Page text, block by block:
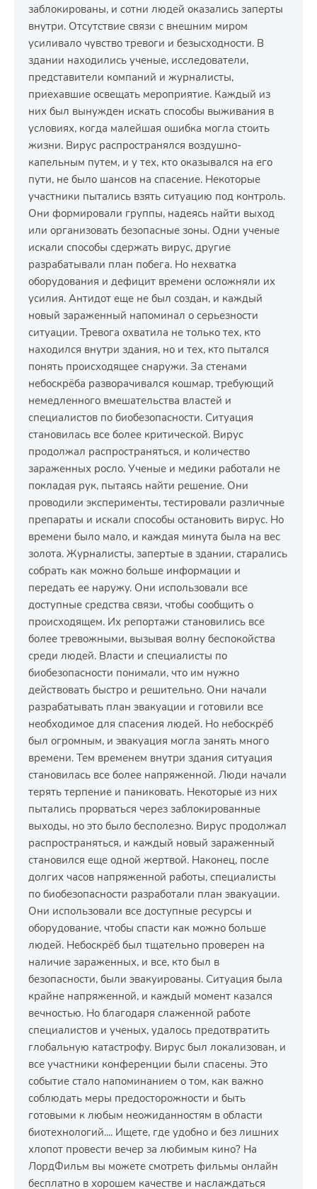
заблокированы, и сотни людей оказались заперты
внутри. Отсутствие связи с внешним миром
усиливало чувство тревоги и безысходности. В
здании находились ученые, исследователи,
представители компаний и журналисты,
приехавшие освещать мероприятие. Каждый из
них был вынужден искать способы выживания в
условиях, когда малейшая ошибка могла стоить
жизни. Вирус распространялся воздушно-
капельным путем, и у тех, кто оказывался на его
пути, не было шансов на спасение. Некоторые
участники пытались взять ситуацию под контроль.
Они формировали группы, надеясь найти выход
или организовать безопасные зоны. Одни ученые
искали способы сдержать вирус, другие
разрабатывали план побега. Но нехватка
оборудования и дефицит времени осложняли их
усилия. Антидот еще не был создан, и каждый
новый зараженный напоминал о серьезности
ситуации. Тревога охватила не только тех, кто
находился внутри здания, но и тех, кто пытался
понять происходящее снаружи. За стенами
небоскрёба разворачивался кошмар, требующий
немедленного вмешательства властей и
специалистов по биобезопасности. Ситуация
становилась все более критической. Вирус
продолжал распространяться, и количество
зараженных росло. Ученые и медики работали не
покладая рук, пытаясь найти решение. Они
проводили эксперименты, тестировали различные
препараты и искали способы остановить вирус. Но
времени было мало, и каждая минута была на вес
золота. Журналисты, запертые в здании, старались
собрать как можно больше информации и
передать ее наружу. Они использовали все
доступные средства связи, чтобы сообщить о
происходящем. Их репортажи становились все
более тревожными, вызывая волну беспокойства
среди людей. Власти и специалисты по
биобезопасности понимали, что им нужно
действовать быстро и решительно. Они начали
разрабатывать план эвакуации и готовили все
необходимое для спасения людей. Но небоскрёб
был огромным, и эвакуация могла занять много
времени. Тем временем внутри здания ситуация
становилась все более напряженной. Люди начали
терять терпение и паниковать. Некоторые из них
пытались прорваться через заблокированные
выходы, но это было бесполезно. Вирус продолжал
распространяться, и каждый новый зараженный
становился еще одной жертвой. Наконец, после
долгих часов напряженной работы, специалисты
по биобезопасности разработали план эвакуации.
Они использовали все доступные ресурсы и
оборудование, чтобы спасти как можно больше
людей. Небоскрёб был тщательно проверен на
наличие зараженных, и все, кто был в
безопасности, были эвакуированы. Ситуация была
крайне напряженной, и каждый момент казался
вечностью. Но благодаря слаженной работе
специалистов и ученых, удалось предотвратить
глобальную катастрофу. Вирус был локализован, и
все участники конференции были спасены. Это
событие стало напоминанием о том, как важно
соблюдать меры предосторожности и быть
готовыми к любым неожиданностям в области
биотехнологий.... Ищете, где удобно и без лишних
хлопот провести вечер за любимым кино? На
ЛордФильм вы можете смотреть фильмы онлайн
бесплатно в хорошем качестве и наслаждаться